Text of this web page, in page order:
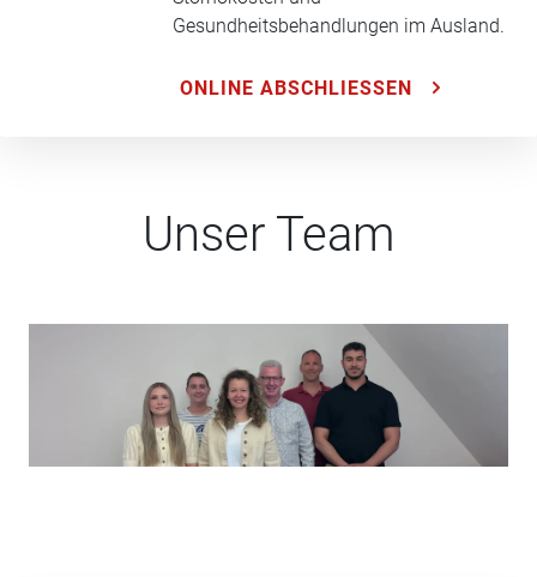
Gesundheitsbehandlungen im Ausland.
ONLINE ABSCHLIESSEN
Unser Team